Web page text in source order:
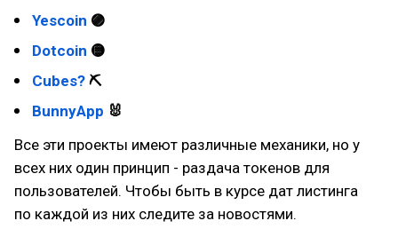
Yescoin 🟣
Dotcoin 🟡
Cubes? ⛏
BunnyApp 🐰
Все эти проекты имеют различные механики, но у
всех них один принцип - раздача токенов для
пользователей. Чтобы быть в курсе дат листинга
по каждой из них следите за новостями.